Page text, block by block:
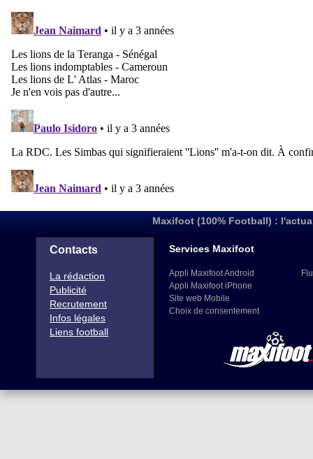
Maxifoot (100% Football) :
Contacts
La rédaction
Publicité
Recrutement
Infos légales
Liens football
Services Maxifoot
Appli Maxifoot Android
Appli Maxifoot iPhone
Site web Mobile
Choix de consentement